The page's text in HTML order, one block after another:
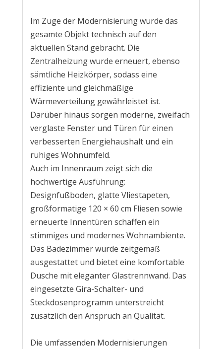
Im Zuge der Modernisierung wurde das
gesamte Objekt technisch auf den
aktuellen Stand gebracht. Die
Zentralheizung wurde erneuert, ebenso
sämtliche Heizkörper, sodass eine
effiziente und gleichmäßige
Wärmeverteilung gewährleistet ist.
Darüber hinaus sorgen moderne, zweifach
verglaste Fenster und Türen für einen
verbesserten Energiehaushalt und ein
ruhiges Wohnumfeld.
Auch im Innenraum zeigt sich die
hochwertige Ausführung:
Designfußboden, glatte Vliestapeten,
großformatige 120 × 60 cm Fliesen sowie
erneuerte Innentüren schaffen ein
stimmiges und modernes Wohnambiente.
Das Badezimmer wurde zeitgemäß
ausgestattet und bietet eine komfortable
Dusche mit eleganter Glastrennwand. Das
eingesetzte Gira-Schalter- und
Steckdosenprogramm unterstreicht
zusätzlich den Anspruch an Qualität.
Die umfassenden Modernisierungen